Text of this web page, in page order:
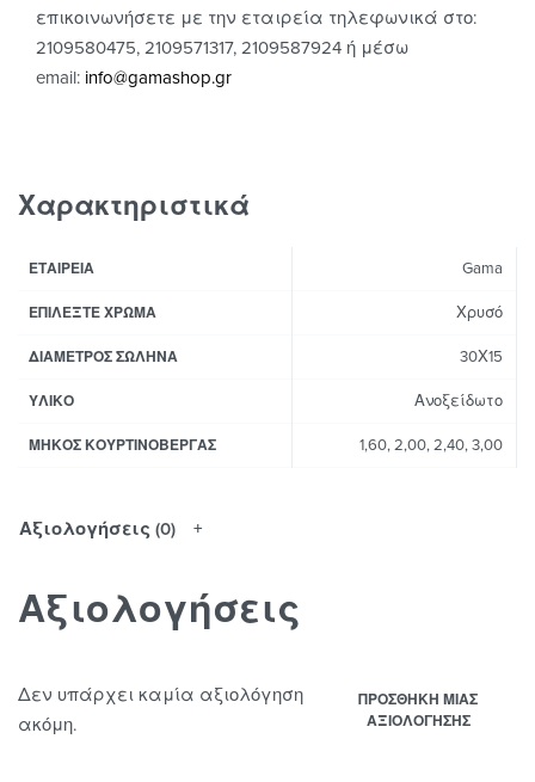
επικοινωνήσετε με την εταιρεία τηλεφωνικά στο:
2109580475, 2109571317, 2109587924 ή μέσω
email: info@gamashop.gr
Χαρακτηριστικά
ΕΤΑΙΡΕΊΑ Gama
ΕΠΙΛΈΞΤΕ ΧΡΏΜΑ Χρυσό
ΔΙΆΜΕΤΡΟΣ ΣΩΛΉΝΑ 30Χ15
ΥΛΙΚΌ Ανοξείδωτο
ΜΉΚΟΣ ΚΟΥΡΤΙΝΌΒΕΡΓΑΣ 1,60, 2,00, 2,40, 3,00
Αξιολογήσεις (0)
Αξιολογήσεις
Δεν υπάρχει καμία αξιολόγηση
ακόμη.
ΠΡΟΣΘΉΚΗ ΜΊΑΣ
ΑΞΙΟΛΌΓΗΣΗΣ